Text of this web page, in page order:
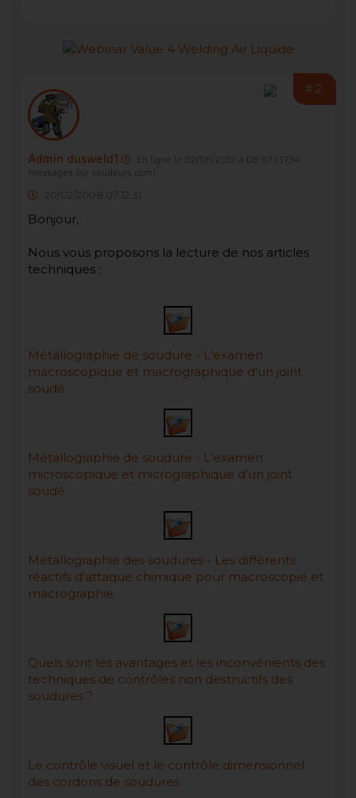
#2
Admin dusweld1 En ligne le 02/06/2012 à 06:57
(3734
messages sur soudeurs.com)
20/02/2008 07:12:31
Bonjour,
Nous vous proposons la lecture de nos articles
techniques :
Métallographie de soudure - L'examen
macroscopique et macrographique d'un joint
soudé
Métallographie de soudure - L'examen
microscopique et micrographique d'un joint
soudé
Métallographie des soudures - Les différents
réactifs d'attaque chimique pour macroscopie et
macrographie
Quels sont les avantages et les inconvénients des
techniques de contrôles non destructifs des
soudures ?
Le contrôle visuel et le contrôle dimensionnel
des cordons de soudures